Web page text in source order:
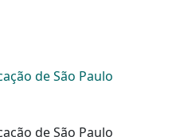
de São Paulo
de São Paulo